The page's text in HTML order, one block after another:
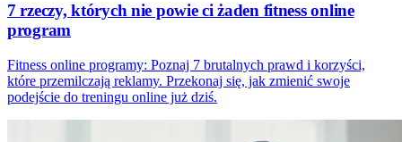
7 rzeczy, których nie powie ci żaden fitness online
program
Fitness online programy: Poznaj 7 brutalnych prawd i korzyści,
które przemilczają reklamy. Przekonaj się, jak zmienić swoje
podejście do treningu online już dziś.